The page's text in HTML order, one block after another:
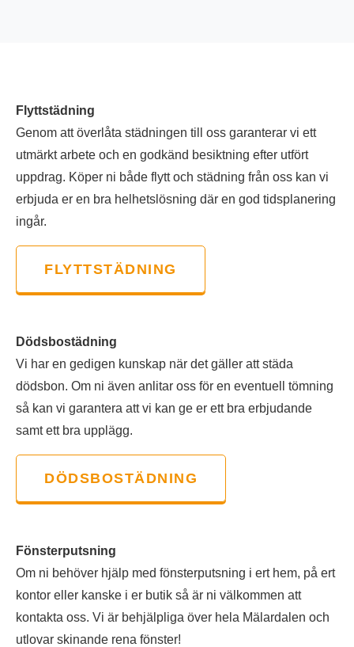
Flyttstädning
Genom att överlåta städningen till oss garanterar vi ett
utmärkt arbete och en godkänd besiktning efter utfört
uppdrag. Köper ni både flytt och städning från oss kan vi
erbjuda er en bra helhetslösning där en god tidsplanering
ingår.
FLYTTSTÄDNING
Dödsbostädning
Vi har en gedigen kunskap när det gäller att städa
dödsbon. Om ni även anlitar oss för en eventuell tömning
så kan vi garantera att vi kan ge er ett bra erbjudande
samt ett bra upplägg.
DÖDSBOSTÄDNING
Fönsterputsning
Om ni behöver hjälp med fönsterputsning i ert hem, på ert
kontor eller kanske i er butik så är ni välkommen att
kontakta oss. Vi är behjälpliga över hela Mälardalen och
utlovar skinande rena fönster!